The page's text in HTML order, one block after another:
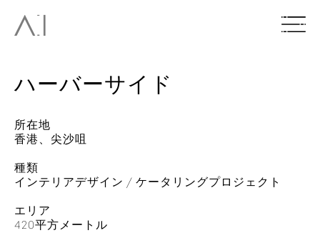
ハーバーサイド
所在地
香港、尖沙咀
種類
インテリアデザイン / ケータリングプロジェクト
エリア
420平方メートル